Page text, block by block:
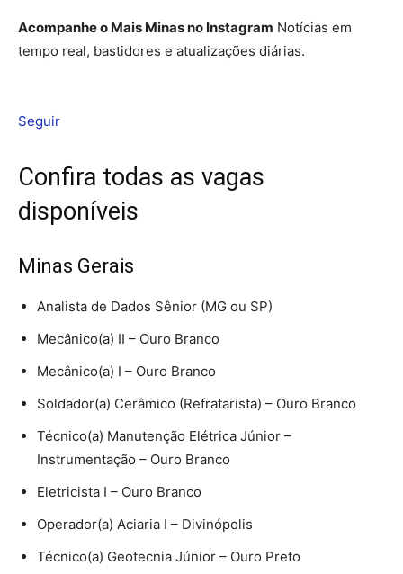
Acompanhe o Mais Minas no Instagram Notícias em
tempo real, bastidores e atualizações diárias.
Seguir
Confira todas as vagas
disponíveis
Minas Gerais
Analista de Dados Sênior (MG ou SP)
Mecânico(a) II – Ouro Branco
Mecânico(a) I – Ouro Branco
Soldador(a) Cerâmico (Refratarista) – Ouro Branco
Técnico(a) Manutenção Elétrica Júnior –
Instrumentação – Ouro Branco
Eletricista I – Ouro Branco
Operador(a) Aciaria I – Divinópolis
Técnico(a) Geotecnia Júnior – Ouro Preto